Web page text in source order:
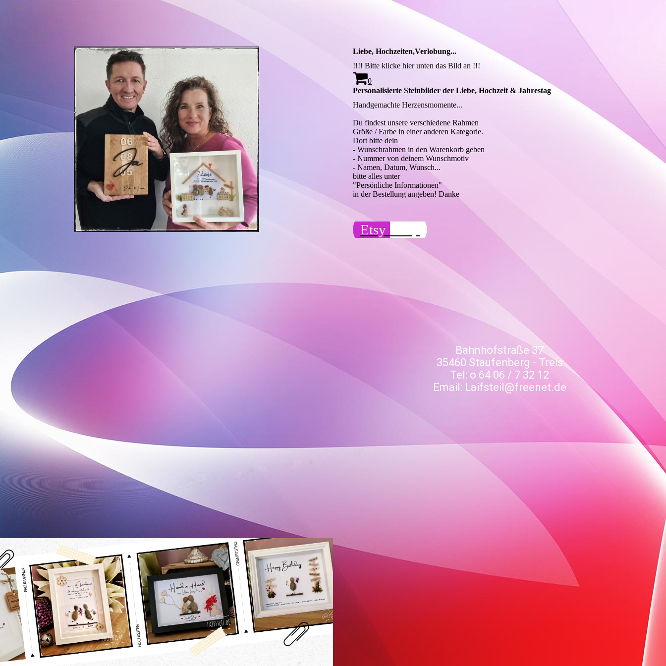
Dein
Lieblingsbild !
Liebe, Hochzeiten,Verlobung...
!!!! Bitte klicke hier unten das Bild an !!!
0
Personalisierte Steinbilder der Liebe, Hochzeit & Jahrestag
Handgemachte Herzensmomente...
Du findest unsere verschiedene Rahmen
Größe / Farbe in einer anderen Kategorie.
Dort bitte dein
- Wunschrahmen in den Warenkorb geben
- Nummer von deinem Wunschmotiv
- Namen, Datum, Wunsch...
bitte alles unter
"Persönliche Informationen"
in der Bestellung angeben! Danke
Etsy Shop
Bahnhofstraße 37
35460 Staufenberg - Treis
Tel: o 64 06 / 7 32 12
Email: Laifsteil@freenet.de